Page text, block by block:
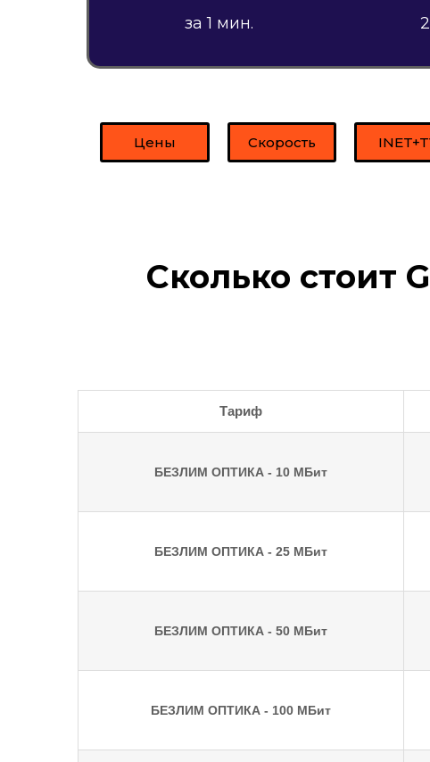
за 1 мин.
Цены Скорость
Сколько стоит
Тариф
БЕЗЛИМ ОПТИКА - 10 МБит
БЕЗЛИМ ОПТИКА - 25 МБит
БЕЗЛИМ ОПТИКА - 50 МБит
БЕЗЛИМ ОПТИКА - 100 МБит